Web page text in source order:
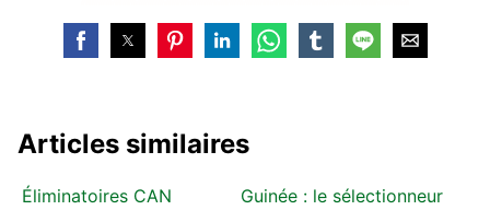
Articles similaires
Éliminatoires CAN
Guinée : le sélectionneur